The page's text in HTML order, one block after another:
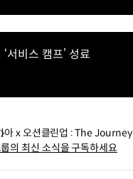
서비스 캠프’ 성료
아 x 오션클린업 : The Journey
의 최신 소식을 구독하세요